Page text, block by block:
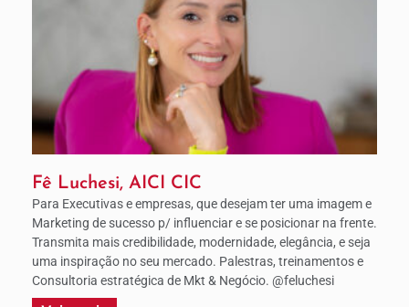
Fê Luchesi, AICI CIC
Para Executivas e empresas, que desejam ter uma imagem e
Marketing de sucesso p/ influenciar e se posicionar na frente.
Transmita mais credibilidade, modernidade, elegância, e seja
uma inspiração no seu mercado. Palestras, treinamentos e
Consultoria estratégica de Mkt & Negócio. @feluchesi